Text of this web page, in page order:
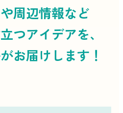
周辺情報など
つアイデアを、
お届けします！